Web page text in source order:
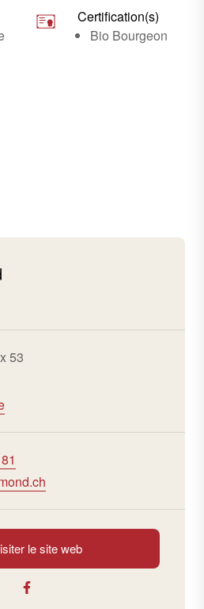
Certification(s)
Bio Bourgeon
53
le site web